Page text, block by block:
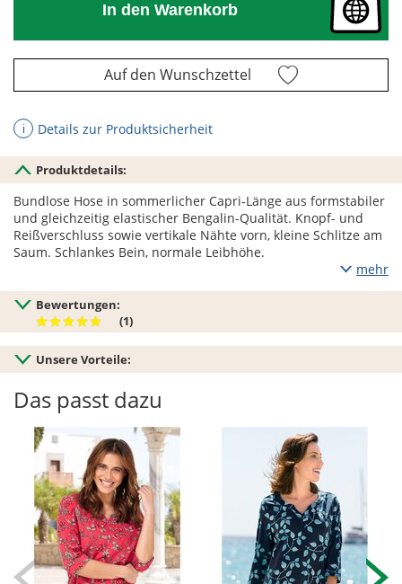
In den Warenkorb
Auf den Wunschzettel
ℹ Details zur Produktsicherheit
Produktdetails:
Bundlose Hose in sommerlicher Capri-Länge aus formstabiler
und gleichzeitig elastischer Bengalin-Qualität. Knopf- und
Reißverschluss sowie vertikale Nähte vorn, kleine Schlitze am
Saum. Schlankes Bein, normale Leibhöhe.
mehr
Bewertungen:
(1)
Unsere Vorteile:
Das passt dazu